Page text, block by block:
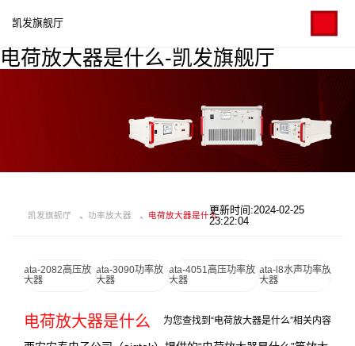
电荷放大器是什么-凯发旗舰厅
凯发旗舰厅
凯发旗舰厅 功率放大器 电荷放大器是什么更新时间:2024-02-25
23:22:04
ata-2082高压放
大器
ata-3090功率放
大器
ata-4051高压功率放
大器
ata-l8水声功率放
大器
电荷放大器是什么 为您查找到“电荷放大器是什么”相关内容